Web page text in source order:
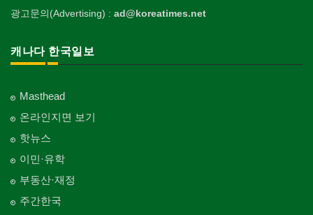
광고문의(Advertising) : ad@koreatimes.net
캐나다 한국일보
Masthead
온라인지면 보기
핫뉴스
이민·유학
부동산·재정
주간한국